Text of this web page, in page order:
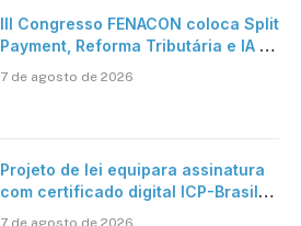
III Congresso FENACON coloca Split
Payment, Reforma Tributária e IA no
7 de agosto de 2026
Projeto de lei equipara assinatura
com certificado digital ICP-Brasil
7 de agosto de 2026